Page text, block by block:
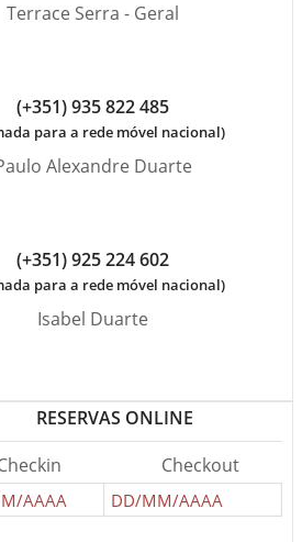
Terrace Serra - Geral
(+351) 935 822 485
para a rede móvel nacional)
Alexandre Duarte
(+351) 925 224 602
para a rede móvel nacional)
Isabel Duarte
RESERVAS ONLINE
Checkout